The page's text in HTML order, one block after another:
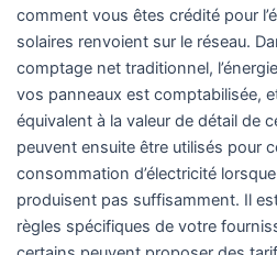
comment vous êtes crédité pour
solaires renvoient sur le réseau.
comptage net traditionnel,
vos panneaux est comptabilisée,
équivalent à la valeur de détail de
peuvent ensuite être utilisés pour
consommation d’électricité
produisent pas suffisamment. Il
règles spécifiques de votre